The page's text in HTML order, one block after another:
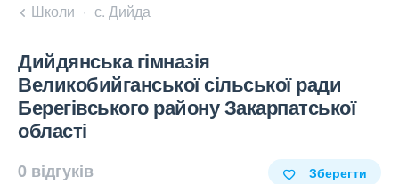
Школи с. Дийда
Дийдянська гімназія
Великобийганської сільської ради
Берегівського району Закарпатської
області
0 відгуків Зберегти